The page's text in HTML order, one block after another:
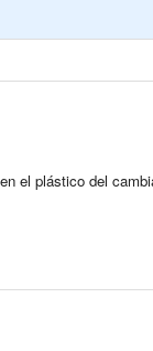
el plástico del